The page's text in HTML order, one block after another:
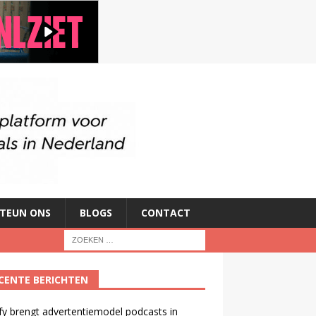
ONS BLOGS CONTACT
BERICHTEN
brengt advertentiemodel podcasts in